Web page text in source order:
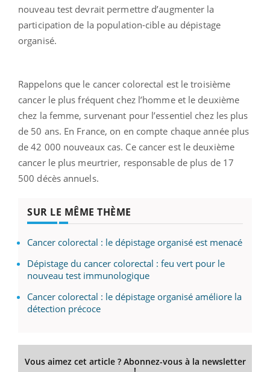
nouveau test devrait permettre d’augmenter la
participation de la population-cible au dépistage
organisé.
Rappelons que le cancer colorectal est le troisième
cancer le plus fréquent chez l’homme et le deuxième
chez la femme, survenant pour l’essentiel chez les plus
de 50 ans. En France, on en compte chaque année plus
de 42 000 nouveaux cas. Ce cancer est le deuxième
cancer le plus meurtrier, responsable de plus de 17
500 décès annuels.
SUR LE MÊME THÈME
Cancer colorectal : le dépistage organisé est menacé
Dépistage du cancer colorectal : feu vert pour le
nouveau test immunologique
Cancer colorectal : le dépistage organisé améliore la
détection précoce
Vous aimez cet article ? Abonnez-vous à la newsletter